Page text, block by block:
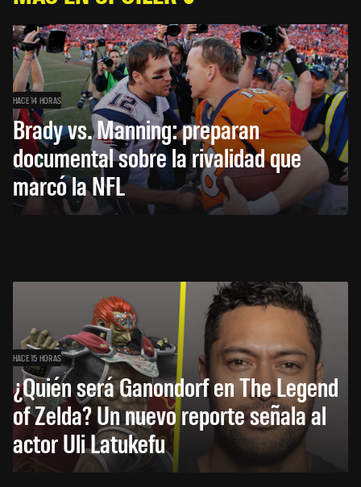
HACE 14 HORAS
Brady vs. Manning: preparan
documental sobre la rivalidad que
marcó la NFL
HACE 15 HORAS
¿Quién será Ganondorf en The Legend
of Zelda? Un nuevo reporte señala al
actor Uli Latukefu